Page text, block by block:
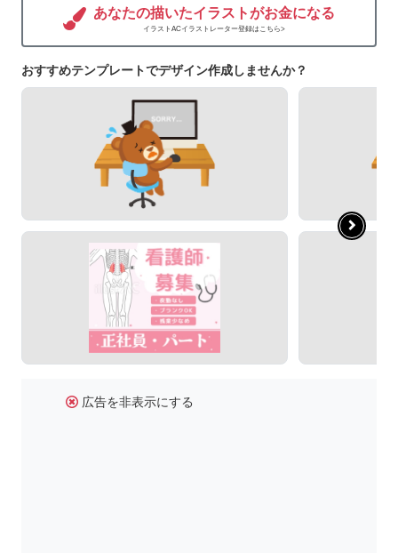
あなたの描いたイラストがお金になる
イラストACイラストレーター登録はこちら>
おすすめテンプレートでデザイン作成しませんか？
広告を非表示にする